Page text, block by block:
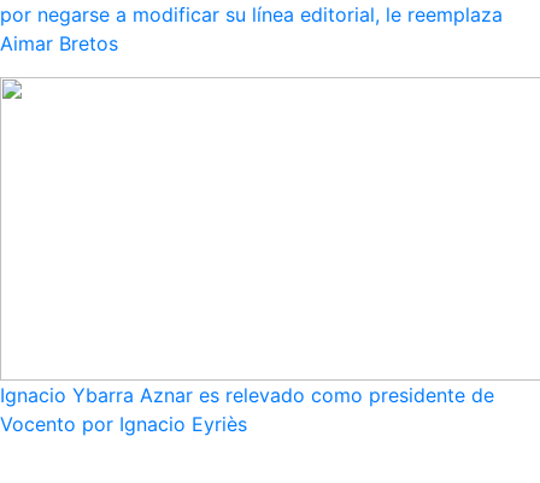
por negarse a modificar su línea editorial, le reemplaza
Aimar Bretos
Ignacio Ybarra Aznar es relevado como presidente de
Vocento por Ignacio Eyriès